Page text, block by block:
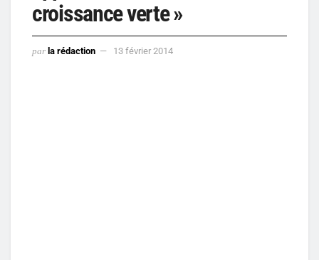
croissance verte »
par la rédaction 13 février 2014